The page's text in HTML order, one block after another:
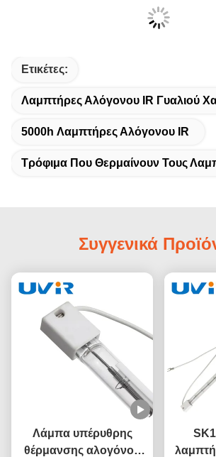
Ετικέτες:
Λαμπτήρες Αλόγονου IR Γυαλιού
5000h Λαμπτήρες Αλόγονου IR
Τρόφιμα Που Θερμαίνουν Τους
Συγγενικά
Λάμπα υπέρυθρης
θέρμανσης αλογόνου